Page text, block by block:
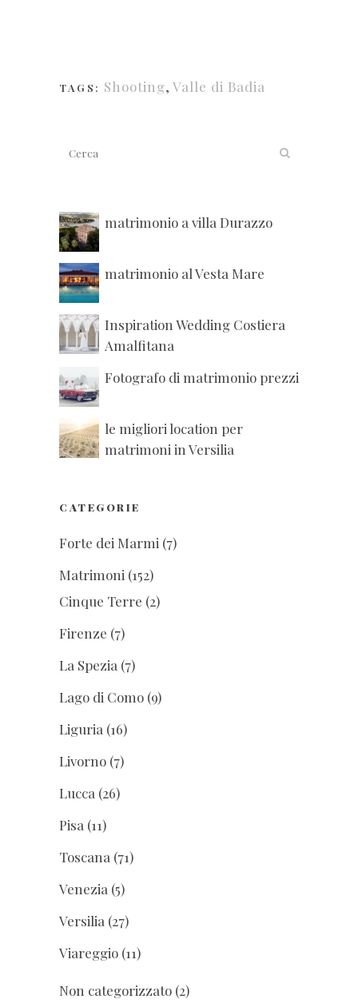
TAGS: Shooting, Valle di Badia
matrimonio a villa Durazzo
matrimonio al Vesta Mare
Inspiration Wedding Costiera
Amalfitana
Fotografo di matrimonio prezzi
le migliori location per
matrimoni in Versilia
CATEGORIE
Forte dei Marmi (7)
Matrimoni (152)
Cinque Terre (2)
Firenze (7)
La Spezia (7)
Lago di Como (9)
Liguria (16)
Livorno (7)
Lucca (26)
Pisa (11)
Toscana (71)
Venezia (5)
Versilia (27)
Viareggio (11)
Non categorizzato (2)